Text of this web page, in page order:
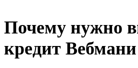
Почему нужно
кредит